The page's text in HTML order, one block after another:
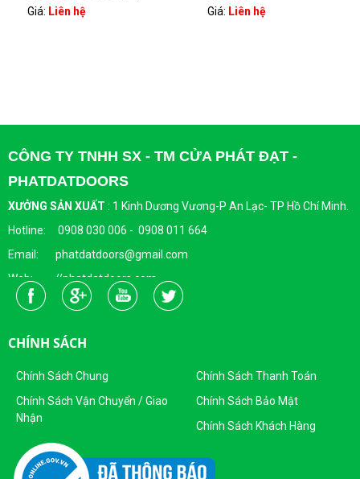
BẢN LỀ PIVOT – SANG
Giá: Liên hệ
Giá: Liên hệ
CÔNG TY TNHH SX - TM CỬA PHÁT ĐẠT -
PHATDATDOORS
XƯỞNG SẢN XUẤT : 1 Kinh Dương Vương-P An Lạc- TP Hồ Chí Minh.
Hotline: 0908 030 006 - 0908 011 664
Email: phatdatdoors@gmail.com
Web: //phatdatdoors.com
Fanpage : https://www.facebook.com/cuaphatdat
DKKD: 0313215412
Ngày Cấp: 16/04/2015
Nơi Cấp: Sở KHĐT Thành Phố Hồ Chí Minh
Sản Phẩm Của Công Ty TNHH SX - TM CỬA PHÁT ĐẠT
CHÍNH SÁCH
Chính Sách Chung
Chính Sách Thanh Toán
Chính Sách Vận Chuyển / Giao
Nhận
Chính Sách Bảo Mật
Chính Sách Khách Hàng